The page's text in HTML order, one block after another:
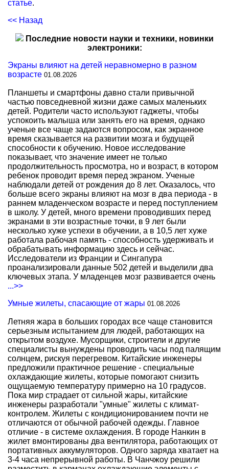
статье.
<< Назад
Последние новости науки и техники, новинки
электроники:
Экраны влияют на детей неравномерно в разном
возрасте 01.08.2026
Планшеты и смартфоны давно стали привычной
частью повседневной жизни даже самых маленьких
детей. Родители часто используют гаджеты, чтобы
успокоить малыша или занять его на время, однако
ученые все чаще задаются вопросом, как экранное
время сказывается на развитии мозга и будущей
способности к обучению. Новое исследование
показывает, что значение имеет не только
продолжительность просмотра, но и возраст, в котором
ребенок проводит время перед экраном. Ученые
наблюдали детей от рождения до 8 лет. Оказалось, что
больше всего экраны влияют на мозг в два периода - в
раннем младенческом возрасте и перед поступлением
в школу. У детей, много времени проводивших перед
экранами в эти возрастные точки, в 9 лет были
несколько хуже успехи в обучении, а в 10,5 лет хуже
работала рабочая память - способность удерживать и
обрабатывать информацию здесь и сейчас.
Исследователи из Франции и Сингапура
проанализировали данные 502 детей и выделили два
ключевых этапа. У младенцев мозг развивается очень
...>>
Умные жилеты, спасающие от жары 01.08.2026
Летняя жара в больших городах все чаще становится
серьезным испытанием для людей, работающих на
открытом воздухе. Мусорщики, строители и другие
специалисты вынуждены проводить часы под палящим
солнцем, рискуя перегревом. Китайские инженеры
предложили практичное решение - специальные
охлаждающие жилеты, которые помогают снизить
ощущаемую температуру примерно на 10 градусов.
Пока мир страдает от сильной жары, китайские
инженеры разработали "умные" жилеты с климат-
контролем. Жилеты с кондиционированием почти не
отличаются от обычной рабочей одежды. Главное
отличие - в системе охлаждения. В городе Нанкин в
жилет вмонтированы два вентилятора, работающих от
портативных аккумуляторов. Одного заряда хватает на
3-4 часа непрерывной работы. В Чанчжоу решили